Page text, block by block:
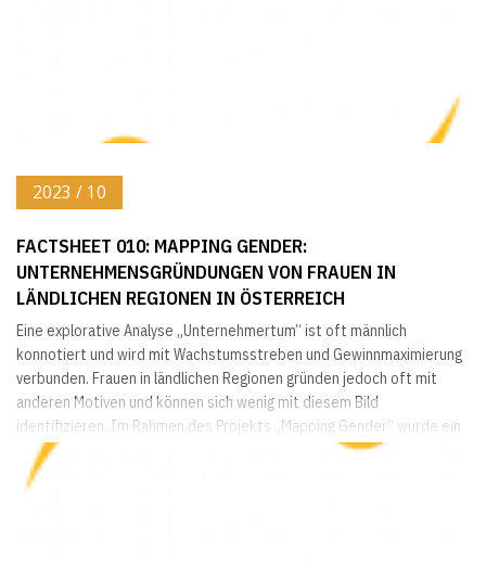
2023 / 10
FACTSHEET 010: MAPPING GENDER:
UNTERNEHMENSGRÜNDUNGEN VON FRAUEN IN
LÄNDLICHEN REGIONEN IN ÖSTERREICH
Eine explorative Analyse „Unternehmertum“ ist oft männlich
konnotiert und wird mit Wachstumsstreben und Gewinnmaximierung
verbunden. Frauen in ländlichen Regionen gründen jedoch oft mit
anderen Motiven und können sich wenig mit diesem Bild
identifizieren. Im Rahmen des Projekts „Mapping Gender“ wurde ein
Blick auf die Unternehmensgründungen von Frauen im ländlichen
Raum geworfen und es zeigt sich, dass diese zwar weniger sichtbar